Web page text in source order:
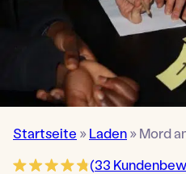
Startseite »Laden»Mord
(33